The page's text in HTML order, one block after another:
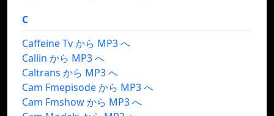
C
Caffeine Tv から MP3 へ
Callin から MP3 へ
Caltrans から MP3 へ
Cam Fmepisode から MP3 へ
Cam Fmshow から MP3 へ